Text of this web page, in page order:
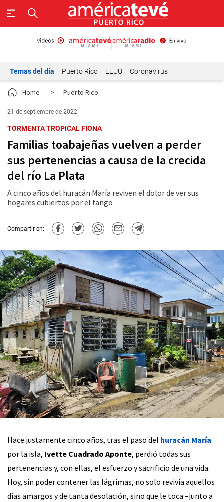
Temas del día Puerto Rico EEUU Coronavirus
Home > Puerto Rico
21 de septiembre de 2022
TORMENTA TROPICAL FIONA
Familias toabajeñas vuelven a perder
sus pertenencias a causa de la crecida
del río La Plata
A cinco años del huracán María reviven el dolor de ver sus
hogares cubiertos por el fango
Compartir en:
Hace justamente cinco años, tras el paso del huracán María
por la isla, Ivette Cuadrado Aponte, perdió todas sus
pertenencias y, con ellas, el esfuerzo y sacrificio de una vida.
Hoy, sin poder contener las lágrimas, no solo revivía aquellos
días amargos y de tanta desolación, sino que le toca –junto a